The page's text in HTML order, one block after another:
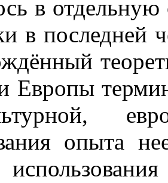
в отдельную
в последней
термин
опыта